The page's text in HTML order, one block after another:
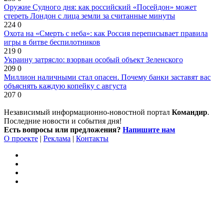
Оружие Судного дня: как российский «Посейдон» может
стереть Лондон с лица земли за считанные минуты
224 0
Охота на «Смерть с неба»: как Россия переписывает правила
игры в битве беспилотников
219 0
Украину затрясло: взорван особый объект Зеленского
209 0
Миллион наличными стал опасен. Почему банки заставят вас
объяснять каждую копейку с августа
207 0
Независимый информационно-новостной портал Командир.
Последние новости и события дня!
Есть вопросы или предложения? Напишите нам
О проекте | Реклама | Контакты